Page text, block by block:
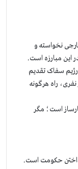
نخواسته و
این مبارزه است.
و مقاومت علیه این رژیم سفاک تقدیم
راه هرگونه
است؛ مگر
حکومت است.